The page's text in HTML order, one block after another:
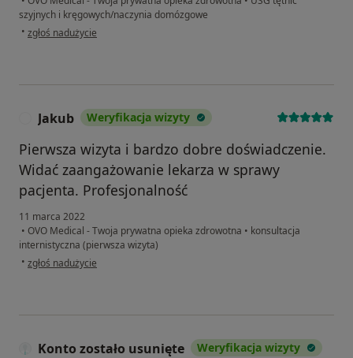
szyjnych i kręgowych/naczynia domózgowe
• w opinii użytkownika Maria D-B
zgłoś nadużycie
Jakub Weryfikacja wizyty
Pierwsza wizyta i bardzo dobre doświadczenie.
Widać zaangażowanie lekarza w sprawy
pacjenta. Profesjonalność
11 marca 2022
• OVO Medical - Twoja prywatna opieka zdrowotna • konsultacja
internistyczna (pierwsza wizyta)
• w opinii użytkownika Jakub
zgłoś nadużycie
Konto zostało usunięte Weryfikacja wizyty